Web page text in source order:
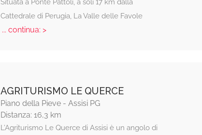
Situata a Ponte Pattoli, a soli 17 km dalla
Cattedrale di Perugia, La Valle delle Favole
... continua: >
AGRITURISMO LE QUERCE
Piano della Pieve - Assisi PG
Distanza: 16,3 km
L’Agriturismo Le Querce di Assisi è un angolo di